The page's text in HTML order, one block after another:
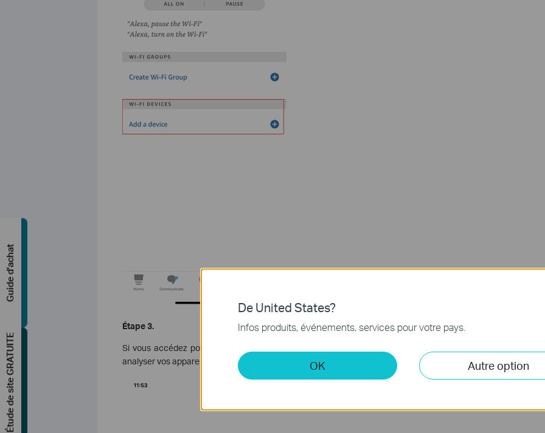
Étape 3.
Si vous accédez pour la première fois à cette page, Alexa peut avoir besoin d'un certain temps pour
analyser vos appareils.
De United States?
Infos produits, événements, services pour votre pays.
OK Autre option
Guide d'achat
Étude de site GRATUITE